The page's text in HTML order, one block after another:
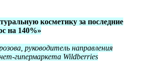
косметику за последние
на 140%»
руководитель направления
гипермаркета Wildberries